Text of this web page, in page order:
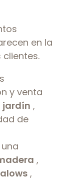
en la
y venta
jardín ,
de
,
,